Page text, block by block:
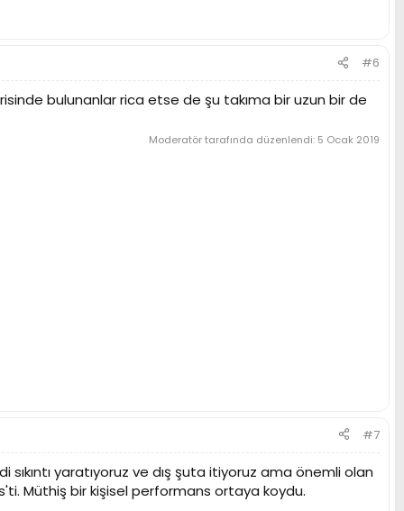
#6
bulunanlar rica etse de şu takıma bir uzun bir de
Moderatör tarafında düzenlendi: 5 Ocak 2019
#7
yaratıyoruz ve dış şuta itiyoruz ama önemli olan
Müthiş bir kişisel performans ortaya koydu.